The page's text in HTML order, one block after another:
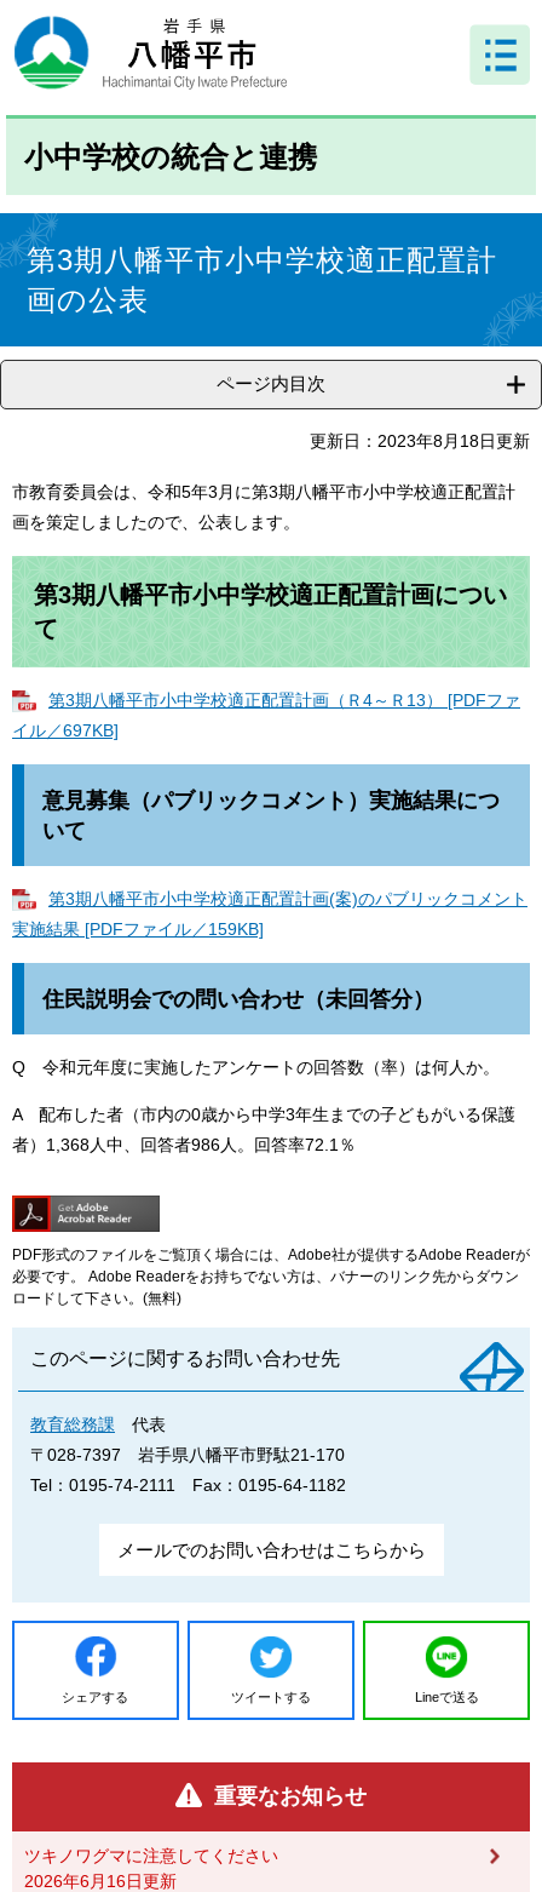
ー
ジ
先
。
ニ
ュ
を
て
本
文
小中学校の統合と連携
文 第3期八幡平市小中学校適正配置計
画の公表
ページ内目次
更新日：2023年8月18日更新
市教育委員会は、令和5年3月に第3期八幡平市小中学校適正配置計
画を策定しましたので、公表します。
第3期八幡平市小中学校適正配置計画につい
て
第3期八幡平市小中学校適正配置計画（Ｒ4～Ｒ13） [PDFファ
イル／697KB]
意見募集（パブリックコメント）実施結果につ
いて
第3期八幡平市小中学校適正配置計画(案)のパブリックコメント
実施結果 [PDFファイル／159KB]
住民説明会での問い合わせ（未回答分）
Q 令和元年度に実施したアンケートの回答数（率）は何人か。
A 配布した者（市内の0歳から中学3年生までの子どもがいる保護
者）1,368人中、回答者986人。回答率72.1％
PDF形式のファイルをご覧頂く場合には、Adobe社が提供するAdobe Readerが
必要です。
Adobe Readerをお持ちでない方は、バナーのリンク先からダウン
ロードして下さい。(無料)
このページに関するお問い合わせ先
教育総務課
代表
〒028-7397
岩手県八幡平市野駄21-170
Tel：0195-74-2111
Fax：0195-64-1182
メールでのお問い合わせはこちらから
シェアする ツイートする Lineで送る
重要なお知らせ
ツキノワグマに注意してください
2026年6月16日更新